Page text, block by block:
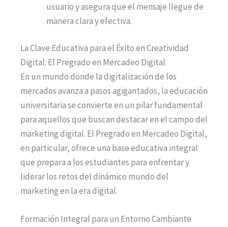
usuario y asegura que el mensaje llegue de
manera clara y efectiva​​.
La Clave Educativa para el Éxito en Creatividad
Digital: El Pregrado en Mercadeo Digital
En un mundo donde la digitalización de los
mercados avanza a pasos agigantados, la educación
universitaria se convierte en un pilar fundamental
para aquellos que buscan destacar en el campo del
marketing digital. El Pregrado en Mercadeo Digital,
en particular, ofrece una base educativa integral
que prepara a los estudiantes para enfrentar y
liderar los retos del dinámico mundo del
marketing en la era digital.
Formación Integral para un Entorno Cambiante